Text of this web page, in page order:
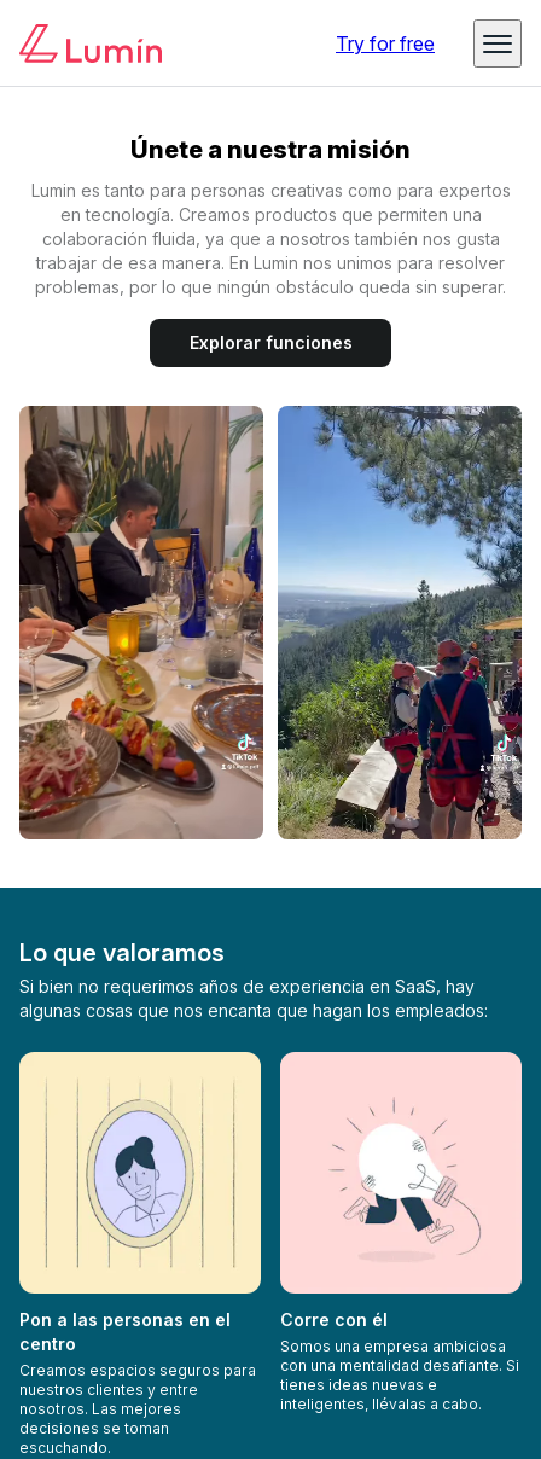
Try for free
Únete a nuestra misión
Lumin es tanto para personas creativas como para expertos
en tecnología. Creamos productos que permiten una
colaboración fluida, ya que a nosotros también nos gusta
trabajar de esa manera. En Lumin nos unimos para resolver
problemas, por lo que ningún obstáculo queda sin superar.
Explorar funciones
Lo que valoramos
Si bien no requerimos años de experiencia en SaaS, hay
algunas cosas que nos encanta que hagan los empleados:
Pon a las personas en el
centro
Creamos espacios seguros para
nuestros clientes y entre
nosotros. Las mejores
decisiones se toman
escuchando.
Corre con él
Somos una empresa ambiciosa
con una mentalidad desafiante. Si
tienes ideas nuevas e
inteligentes, llévalas a cabo.